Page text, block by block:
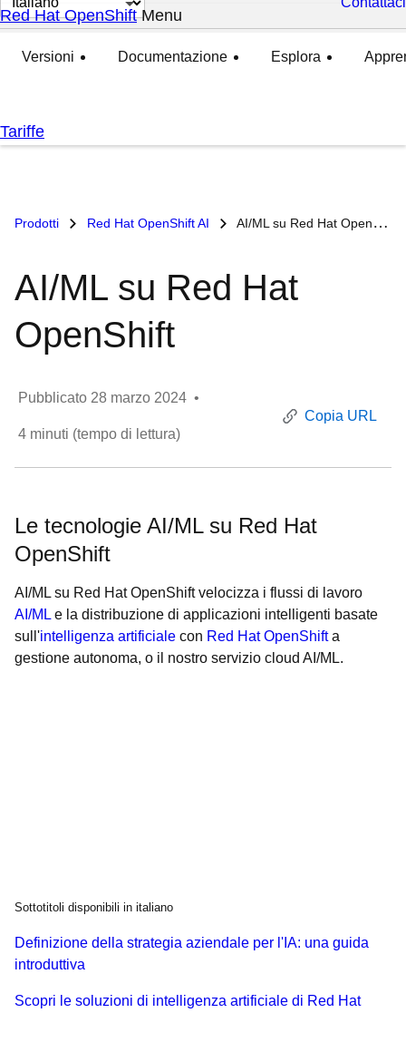
lingua
Red Hat OpenShift Menu
Versioni Documentazione Esplora
Tariffe
Prodotti Red Hat OpenShift AI AI/ML su Red Hat OpenShift
AI/ML su Red Hat
OpenShift
Pubblicato 28 marzo 2024 •
4 minuti (tempo di lettura)
Copia URL
Le tecnologie AI/ML su Red Hat
OpenShift
AI/ML su Red Hat OpenShift velocizza i flussi di lavoro
AI/ML e la distribuzione di applicazioni intelligenti basate
sull'intelligenza artificiale con Red Hat OpenShifta
gestione autonoma, o il nostro servizio cloud AI/ML.
Sottotitoli disponibili in italiano
Definizione della strategia aziendale per l'IA: una guida
introduttiva
Scopri le soluzioni di intelligenza artificiale di Red Hat